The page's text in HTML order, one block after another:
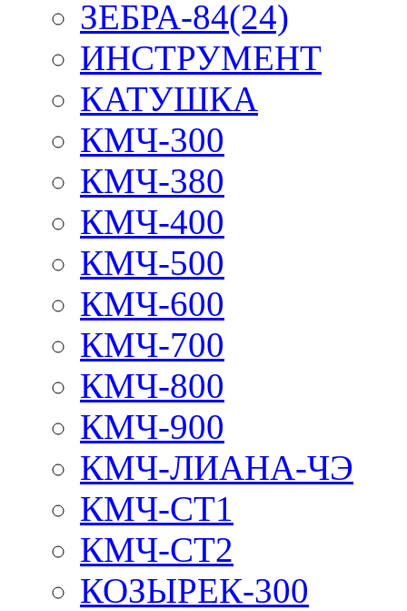
ЗЕБРА-84(24)
ИНСТРУМЕНТ
КАТУШКА
КМЧ-300
КМЧ-380
КМЧ-400
КМЧ-500
КМЧ-600
КМЧ-700
КМЧ-800
КМЧ-900
КМЧ-ЛИАНА-ЧЭ
КМЧ-СТ1
КМЧ-СТ2
КОЗЫРЕК-300